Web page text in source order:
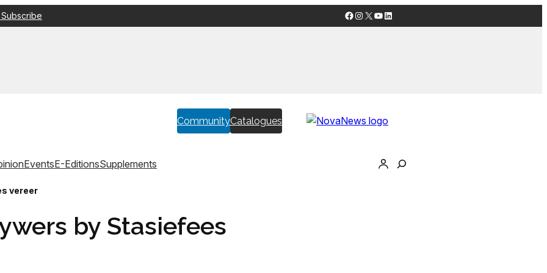
Facebook
Instagram
X YouTube
LinkedIn
CommunityCatalogues
EventsE-EditionsSupplements
vereer
by Stasiefees